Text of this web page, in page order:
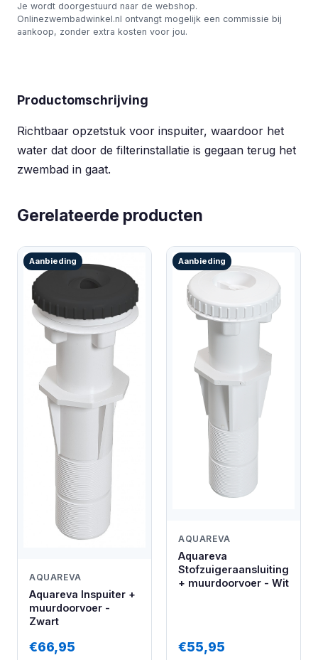
Je wordt doorgestuurd naar de webshop.
Onlinezwembadwinkel.nl ontvangt mogelijk een commissie bij
aankoop, zonder extra kosten voor jou.
Productomschrijving
Richtbaar opzetstuk voor inspuiter, waardoor het
water dat door de filterinstallatie is gegaan terug het
zwembad in gaat.
Gerelateerde producten
Aanbieding
AQUAREVA
Aquareva Inspuiter +
muurdoorvoer -
Zwart
€66,95
Aanbieding
AQUAREVA
Aquareva
Stofzuigeraansluiting
+ muurdoorvoer - Wit
€55,95